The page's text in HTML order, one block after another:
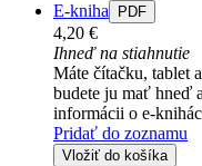
E-kniha PDF
4,20 €
Ihneď na stiahnutie
Máte čítačku, tablet
budete ju mať hneď
informácii o e-
Pridať do zoznamu
Vložiť do košíka